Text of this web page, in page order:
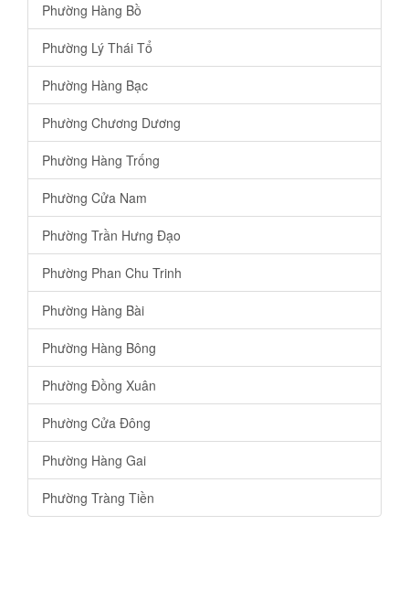
Phường Hàng Bồ
Phường Lý Thái Tổ
Phường Hàng Bạc
Phường Chương Dương
Phường Hàng Trống
Phường Cửa Nam
Phường Trần Hưng Đạo
Phường Phan Chu Trinh
Phường Hàng Bài
Phường Hàng Bông
Phường Đồng Xuân
Phường Cửa Đông
Phường Hàng Gai
Phường Tràng Tiền